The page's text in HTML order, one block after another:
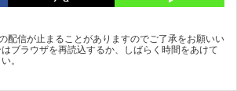
配信が止まることがありますのでご了承をお願いい
ブラウザを再読込するか、しばらく時間をあけて
。